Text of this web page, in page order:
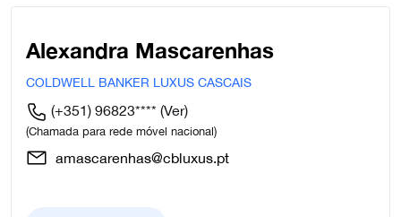
Alexandra Mascarenhas
COLDWELL BANKER LUXUS CASCAIS
(+351) 96823**** (Ver)
(Chamada para rede móvel nacional)
amascarenhas@cbluxus.pt